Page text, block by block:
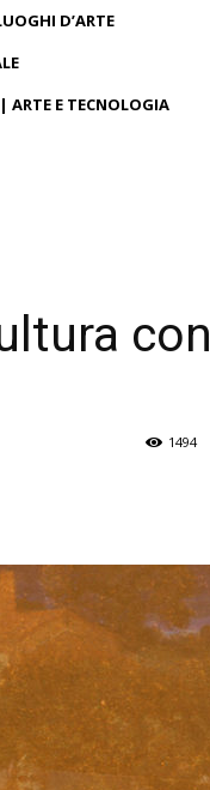
D’ARTE
ARTE E TECNOLOGIA
con
1494